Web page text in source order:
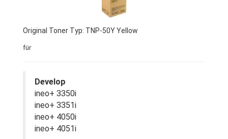
Original Toner Typ: TNP-50Y Yellow
für
Develop
ineo+ 3350i
ineo+ 3351i
ineo+ 4050i
ineo+ 4051i